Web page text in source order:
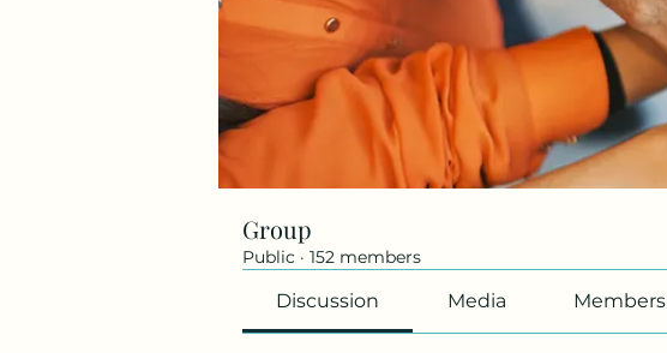
Group
Public · 152 members
Discussion Media Members